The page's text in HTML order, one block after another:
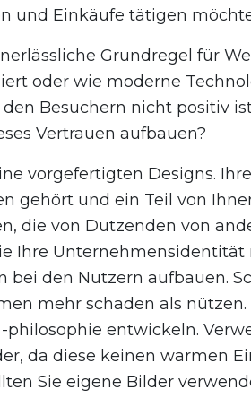
und Einkäufe tätigen
Grundregel für
oder wie moderne
Besuchern nicht positiv
Vertrauen aufbauen?
vorgefertigten Designs.
gehört und ein Teil von
die von Dutzenden von
Ihre
bei den Nutzern aufbauen.
mehr schaden als
philosophie entwickeln.
da diese keinen warmen
Sie eigene Bilder